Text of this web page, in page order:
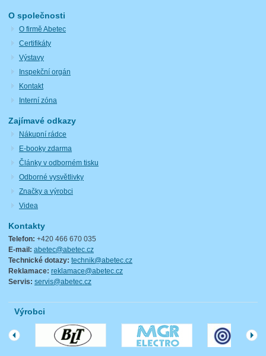
O společnosti
O firmě Abetec
Certifikáty
Výstavy
Inspekční orgán
Kontakt
Interní zóna
Zajímavé odkazy
Nákupní rádce
E-booky zdarma
Články v odborném tisku
Odborné vysvětlivky
Značky a výrobci
Videa
Kontakty
Telefon: +420 466 670 035
E-mail: abetec@abetec.cz
Technické dotazy: technik@abetec.cz
Reklamace: reklamace@abetec.cz
Servis: servis@abetec.cz
Výrobci